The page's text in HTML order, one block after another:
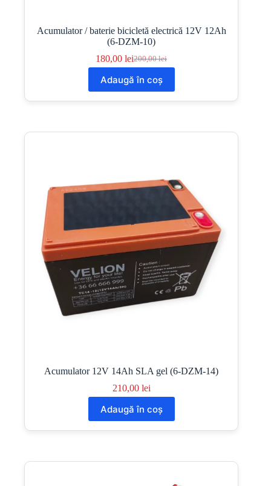
Acumulator / baterie bicicletă electrică 12V 12Ah
(6-DZM-10)
200,00lei
Prețul
inițial
a
180,00leiPrețul
curent
este:
Adaugă în coș
Acumulator 12V 14Ah SLA gel (6-DZM-14)
210,00 lei
Adaugă în coș